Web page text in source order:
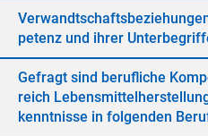
pe­tenz und ih­rer
Ge­fragt sind be­ruf­li­che
reich
kennt­nis­se in fol­gen­den